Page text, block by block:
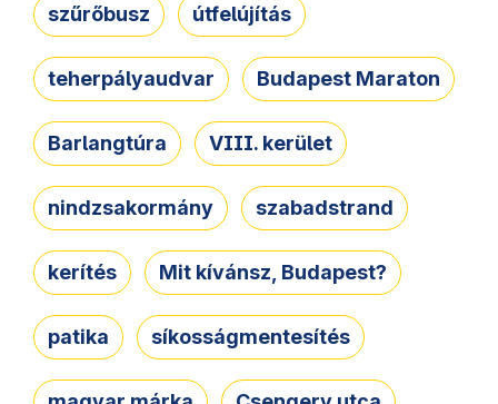
szűrőbusz útfelújítás
teherpályaudvar Budapest Maraton
Barlangtúra VIII. kerület
nindzsakormány szabadstrand
kerítés Mit kívánsz, Budapest?
patika síkosságmentesítés